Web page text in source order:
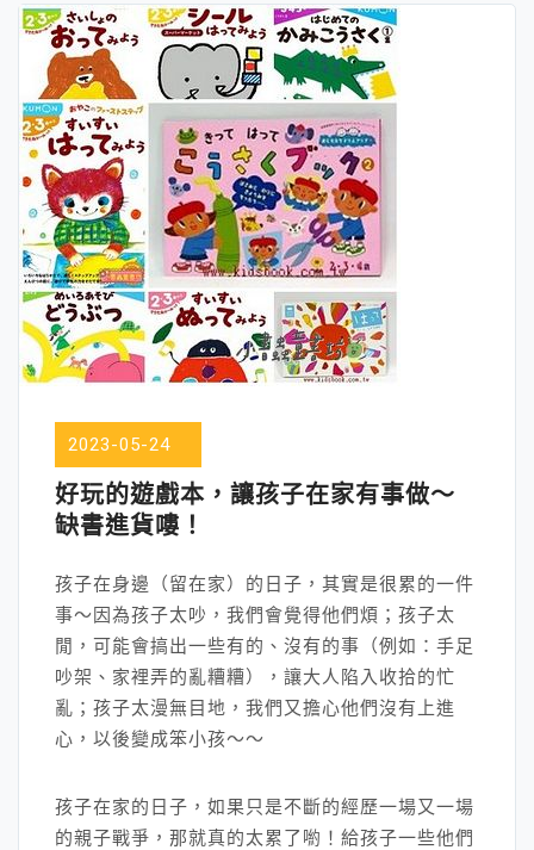
2023-05-24
好玩的遊戲本，讓孩子在家有事做～
缺書進貨嘍！
孩子在身邊（留在家）的日子，其實是很累的一件
事～因為孩子太吵，我們會覺得他們煩；孩子太
閒，可能會搞出一些有的、沒有的事（例如：手足
吵架、家裡弄的亂糟糟），讓大人陷入收拾的忙
亂；孩子太漫無目地，我們又擔心他們沒有上進
心，以後變成笨小孩～～
孩子在家的日子，如果只是不斷的經歷一場又一場
的親子戰爭，那就真的太累了喲！給孩子一些他們